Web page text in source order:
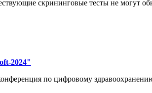
скрининговые тесты не могут
2024"
по цифровому